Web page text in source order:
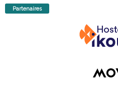
Partenaires